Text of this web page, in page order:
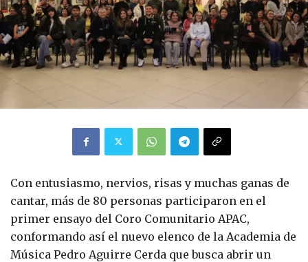
Con entusiasmo, nervios, risas y muchas ganas de
cantar, más de 80 personas participaron en el
primer ensayo del Coro Comunitario APAC,
conformando así el nuevo elenco de la Academia de
Música Pedro Aguirre Cerda que busca abrir un